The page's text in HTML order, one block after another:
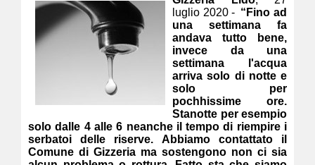
luglio 2020 - “Fino ad
una settimana fa
andava tutto bene,
invece da una
settimana l'acqua
arriva solo di notte e
solo per
pochhissime ore.
Stanotte per esempio
solo dalle 4 alle 6 neanche il tempo di riempire i
serbatoi delle riserve. Abbiamo contattato il
Comune di Gizzeria ma sostengono non ci sia